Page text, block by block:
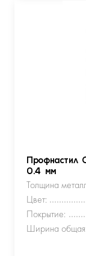
0.4 мм
Толщина
Цвет:
Покрытие:
Ширина общая: